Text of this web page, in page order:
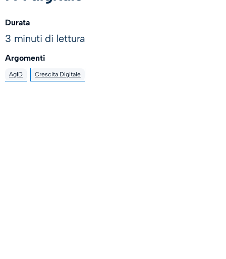
Durata
3 minuti di lettura
Argomenti
AgID Crescita Digitale